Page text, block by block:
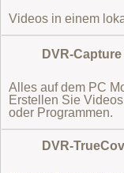
Videos in einem
DVR-Capture
Alles auf dem PC
Erstellen Sie
oder Programmen.
DVR-